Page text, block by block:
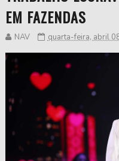
EM FAZENDAS
NAV quarta-feira, abril